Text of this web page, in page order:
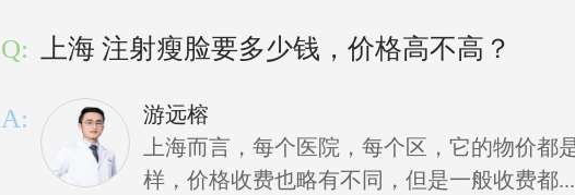
Q: 上海 注射瘦脸要多少钱，价格高不高？
A:
游远榕
上海而言，每个医院，每个区，它的物价都
样，价格收费也略有不同，但是一般收费都...